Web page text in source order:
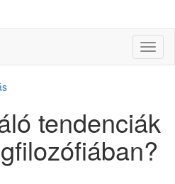
tendenciák